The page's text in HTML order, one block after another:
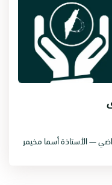
— الأستاذة أسما مخيمر